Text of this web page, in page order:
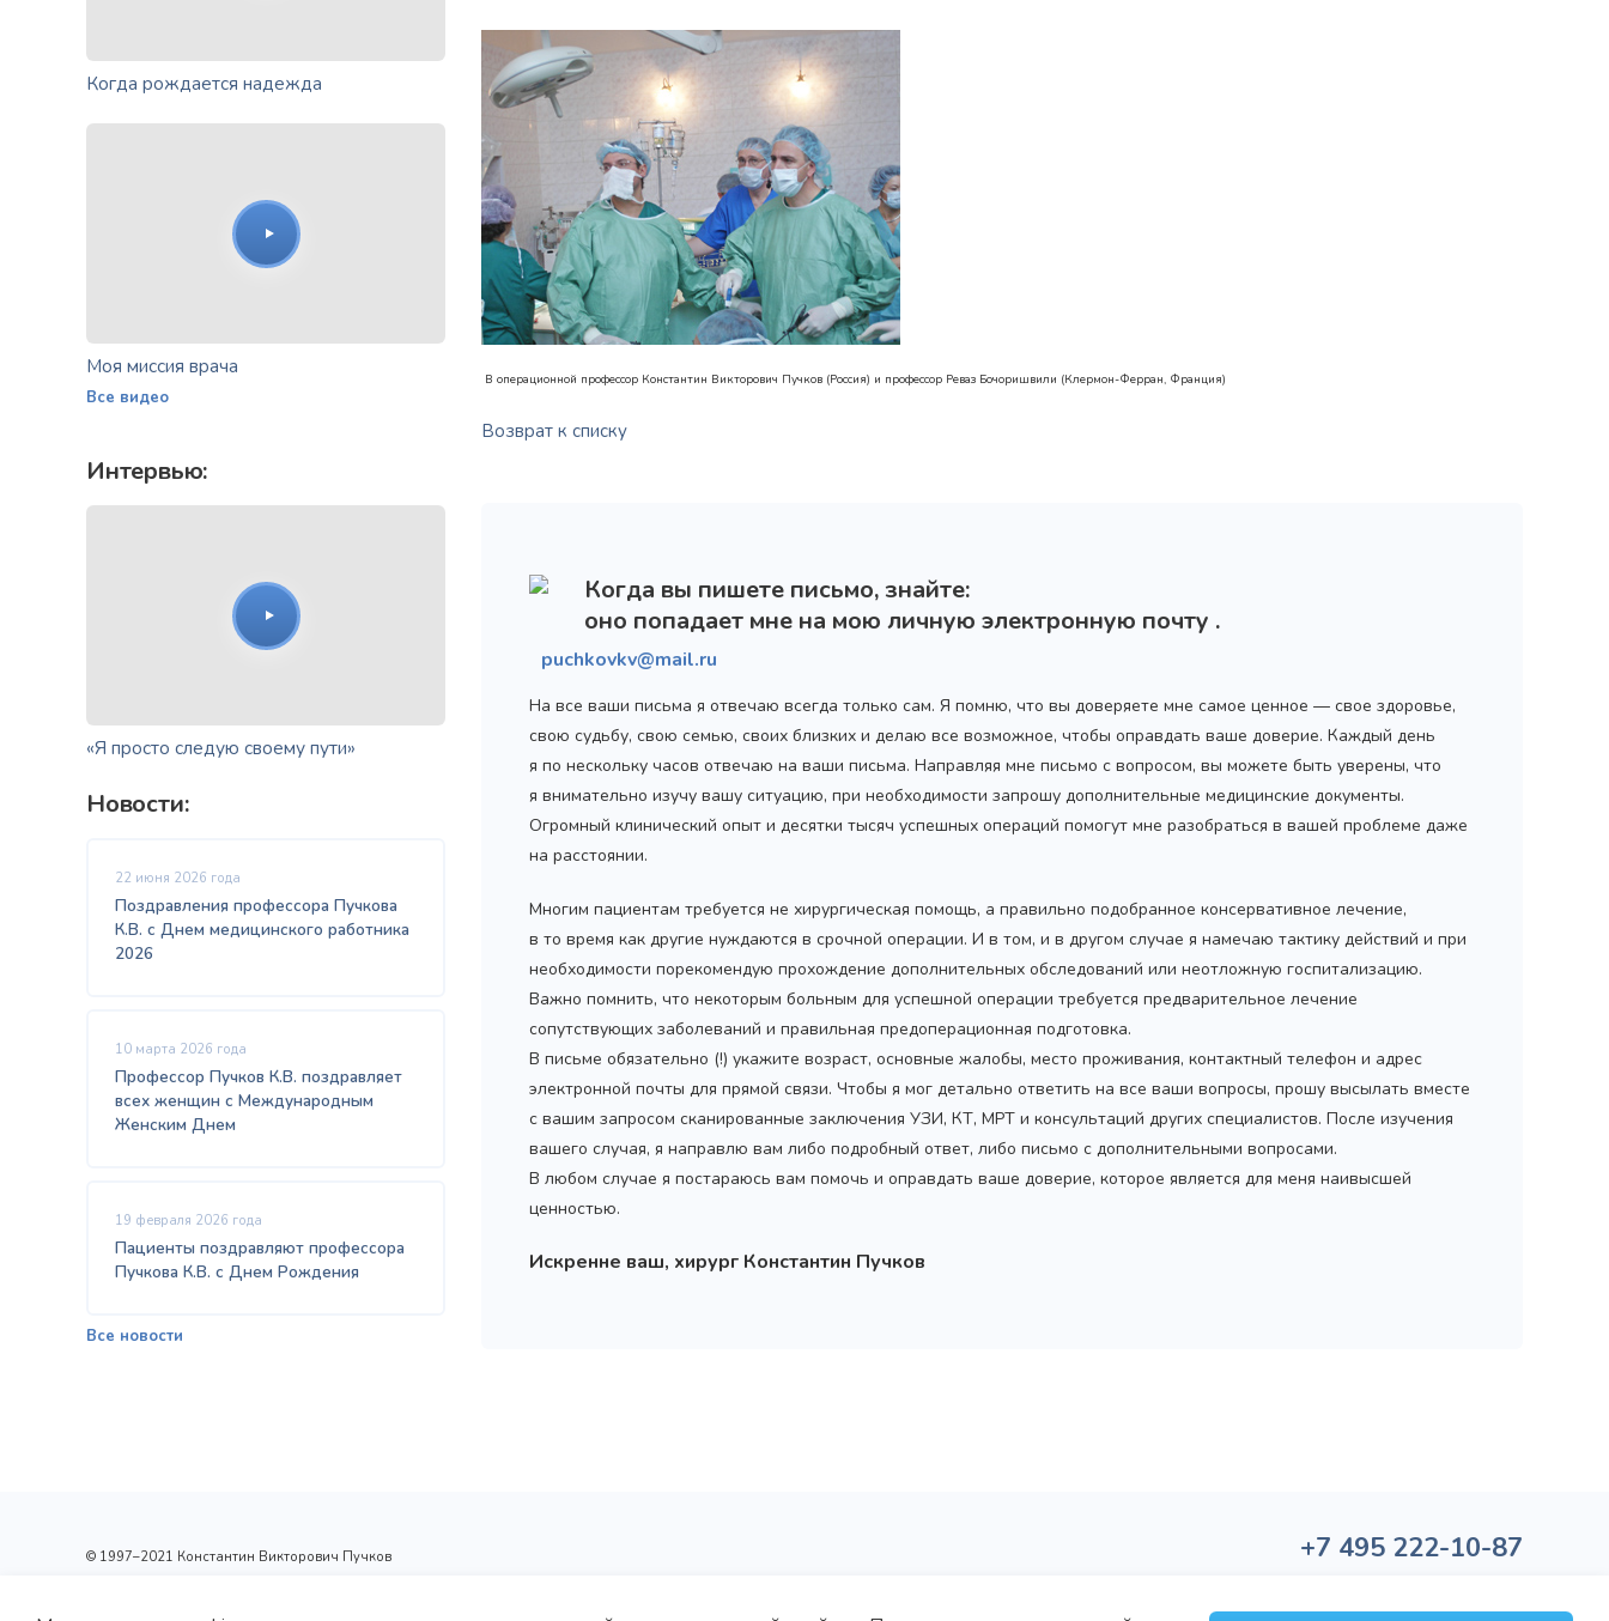
Когда рождается надежда
Моя миссия врача
Все видео
Интервью:
«Я просто следую своему пути»
Новости:
22 июня 2026 года
Поздравления профессора Пучкова
К.В. с Днем медицинского работника
2026
10 марта 2026 года
Профессор Пучков К.В. поздравляет
всех женщин с Международным
Женским Днем
19 февраля 2026 года
Пациенты поздравляют профессора
Пучкова К.В. с Днем Рождения
Все новости
В операционной профессор Константин Викторович Пучков (Россия) и профессор Реваз Бочоришвили (Клермон-Ферран, Франция)
Возврат к списку
Когда вы пишете письмо, знайте:
оно попадает мне на мою личную электронную почту .
puchkovkv@mail.ru
На все ваши письма я отвечаю всегда только сам. Я помню, что вы доверяете мне самое ценное — свое здоровье,
свою судьбу, свою семью, своих близких и делаю все возможное, чтобы оправдать ваше доверие. Каждый день
я по нескольку часов отвечаю на ваши письма. Направляя мне письмо с вопросом, вы можете быть уверены, что
я внимательно изучу вашу ситуацию, при необходимости запрошу дополнительные медицинские документы.
Огромный клинический опыт и десятки тысяч успешных операций помогут мне разобраться в вашей проблеме даже
на расстоянии.
Многим пациентам требуется не хирургическая помощь, а правильно подобранное консервативное лечение,
в то время как другие нуждаются в срочной операции. И в том, и в другом случае я намечаю тактику действий и при
необходимости порекомендую прохождение дополнительных обследований или неотложную госпитализацию.
Важно помнить, что некоторым больным для успешной операции требуется предварительное лечение
сопутствующих заболеваний и правильная предоперационная подготовка.
В письме обязательно (!) укажите возраст, основные жалобы, место проживания, контактный телефон и адрес
электронной почты для прямой связи. Чтобы я мог детально ответить на все ваши вопросы, прошу высылать вместе
с вашим запросом сканированные заключения УЗИ, КТ, МРТ и консультаций других специалистов. После изучения
вашего случая, я направлю вам либо подробный ответ, либо письмо с дополнительными вопросами.
В любом случае я постараюсь вам помочь и оправдать ваше доверие, которое является для меня наивысшей
ценностью.
Искренне ваш, хирург Константин Пучков
© 1997–2021 Константин Викторович Пучков
выдана Департаментом здравоохранения г.Москвы
+7 495 222-10-87
Политика конфиденциальности